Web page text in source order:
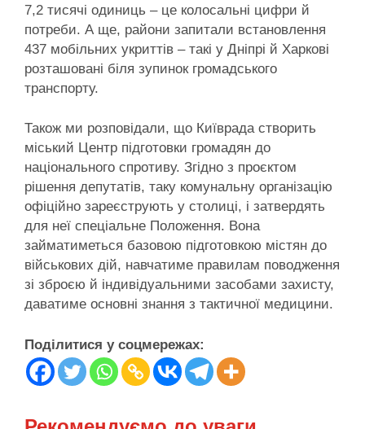
7,2 тисячі одиниць – це колосальні цифри й
потреби. А ще, райони запитали встановлення
437 мобільних укриттів – такі у Дніпрі й Харкові
розташовані біля зупинок громадського
транспорту.
Також ми розповідали, що Київрада створить
міський Центр підготовки громадян до
національного спротиву. Згідно з проєктом
рішення депутатів, таку комунальну організацію
офіційно зареєструють у столиці, і затвердять
для неї спеціальне Положення. Вона
займатиметься базовою підготовкою містян до
військових дій, навчатиме правилам поводження
зі зброєю й індивідуальними засобами захисту,
даватиме основні знання з тактичної медицини.
Поділитися у соцмережах: